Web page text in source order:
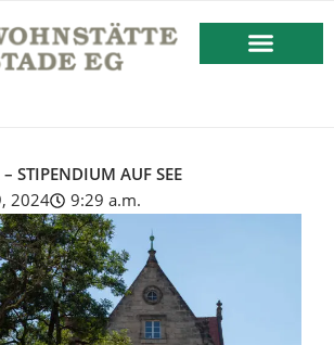
STIPENDIUM AUF SEE
2024
9:29 a.m.